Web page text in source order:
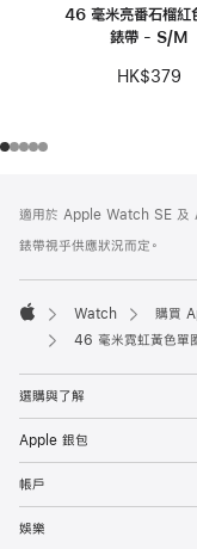
46 毫米亮番石榴紅
錶帶 - S/M
HK$379
腳
腳
適用於 Apple Watch SE 及
錶帶視乎供應狀況而定。
Apple
Watch
購買
46 毫米霓虹黃色單
選購與了解
Apple 銀包
帳戶
娛樂